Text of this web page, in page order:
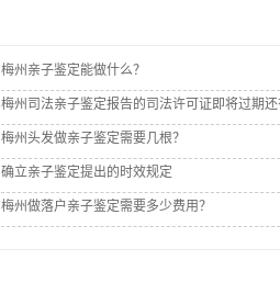
梅州亲子鉴定能做什么？
梅州司法亲子鉴定报告的司法许可证即将过期还
梅州头发做亲子鉴定需要几根？
确立亲子鉴定提出的时效规定
梅州做落户亲子鉴定需要多少费用？